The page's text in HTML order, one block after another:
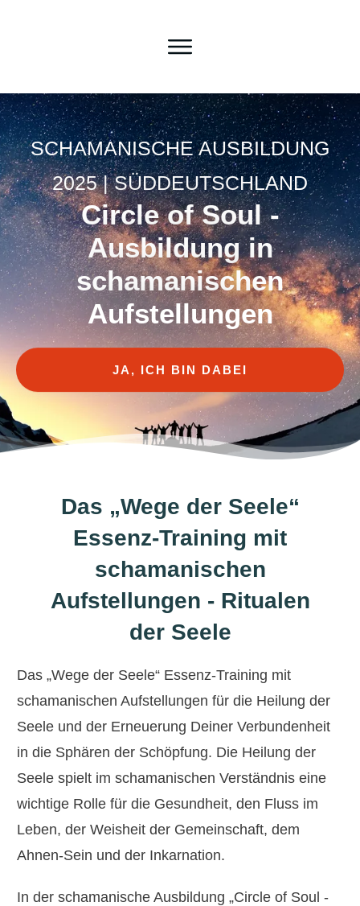
SCHAMANISCHE AUSBILDUNG
2025 | SÜDDEUTSCHLAND
Circle of Soul -
Ausbildung in
schamanischen
Aufstellungen
JA, ICH BIN DABEI
Das „Wege der Seele“
Essenz-Training mit
schamanischen
Aufstellungen - Ritualen
der Seele
Das „Wege der Seele“ Essenz-Training mit
schamanischen Aufstellungen für die Heilung der
Seele und der Erneuerung Deiner Verbundenheit
in die Sphären der Schöpfung. Die Heilung der
Seele spielt im schamanischen Verständnis eine
wichtige Rolle für die Gesundheit, den Fluss im
Leben, der Weisheit der Gemeinschaft, dem
Ahnen-Sein und der Inkarnation.
In der schamanische Ausbildung „Circle of Soul -